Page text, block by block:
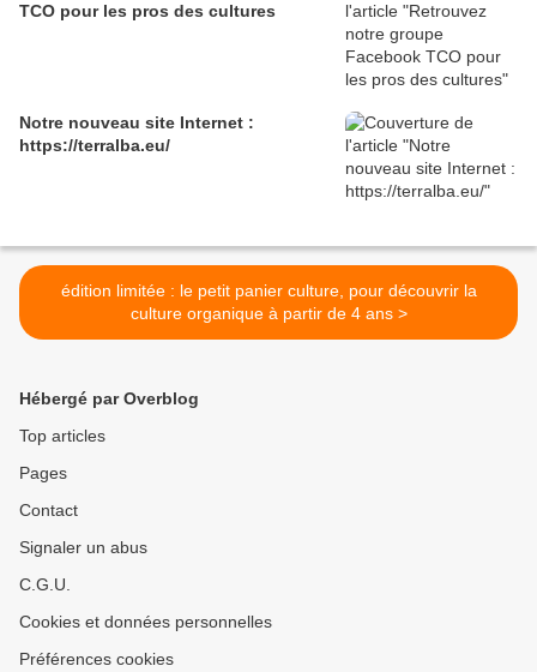
TCO pour les pros des cultures
Notre nouveau site Internet :
https://terralba.eu/
édition limitée : le petit panier culture, pour découvrir la
culture organique à partir de 4 ans >
Hébergé par Overblog
Top articles
Pages
Contact
Signaler un abus
C.G.U.
Cookies et données personnelles
Préférences cookies